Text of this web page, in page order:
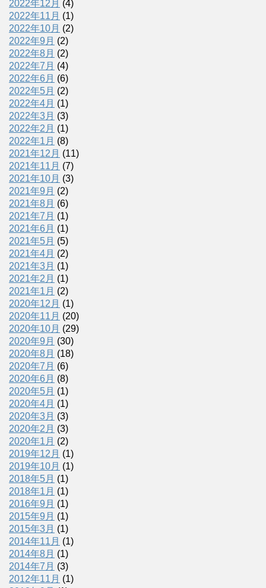
2022年12月 (4)
2022年11月 (1)
2022年10月 (2)
2022年9月 (2)
2022年8月 (2)
2022年7月 (4)
2022年6月 (6)
2022年5月 (2)
2022年4月 (1)
2022年3月 (3)
2022年2月 (1)
2022年1月 (8)
2021年12月 (11)
2021年11月 (7)
2021年10月 (3)
2021年9月 (2)
2021年8月 (6)
2021年7月 (1)
2021年6月 (1)
2021年5月 (5)
2021年4月 (2)
2021年3月 (1)
2021年2月 (1)
2021年1月 (2)
2020年12月 (1)
2020年11月 (20)
2020年10月 (29)
2020年9月 (30)
2020年8月 (18)
2020年7月 (6)
2020年6月 (8)
2020年5月 (1)
2020年4月 (1)
2020年3月 (3)
2020年2月 (3)
2020年1月 (2)
2019年12月 (1)
2019年10月 (1)
2018年5月 (1)
2018年1月 (1)
2016年9月 (1)
2015年9月 (1)
2015年3月 (1)
2014年11月 (1)
2014年8月 (1)
2014年7月 (3)
2012年11月 (1)